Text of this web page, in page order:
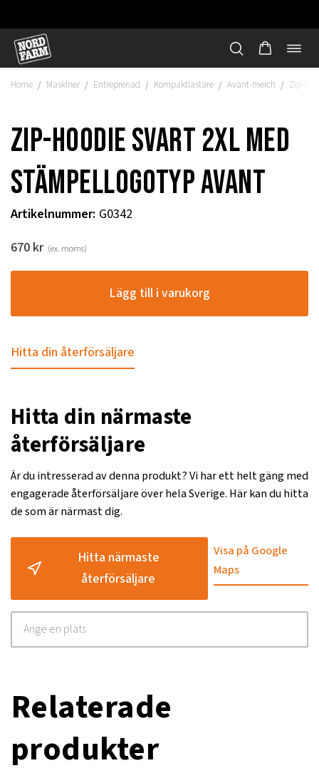
Hoppa
innehåll
Home / Maskiner / Entreprenad / Kompaktlastare / Avant-merch / Zip-
Zip-hoodie svart 2xl med
stämpellogotyp Avant
Artikelnummer: G0342
670 kr (ex. moms)
Lägg till i varukorg
Hitta din återförsäljare
Hitta din närmaste
återförsäljare
Är du intresserad av denna produkt? Vi har ett helt gäng med
engagerade återförsäljare över hela Sverige. Här kan du hitta
de som är närmast dig.
Hitta närmaste
återförsäljare
Visa på Google
Maps
Relaterade
produkter